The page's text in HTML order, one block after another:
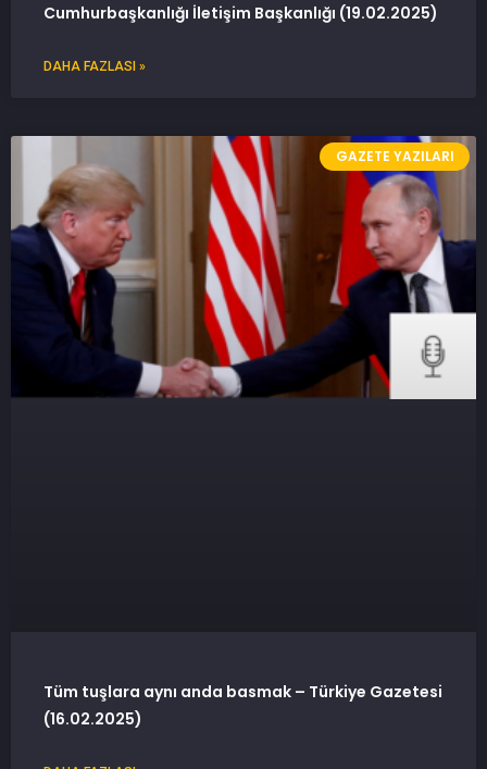
Cumhurbaşkanlığı İletişim Başkanlığı (19.02.2025)
DAHA FAZLASI »
GAZETE YAZILARI
Tüm tuşlara aynı anda basmak – Türkiye Gazetesi
(16.02.2025)